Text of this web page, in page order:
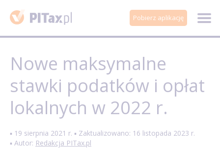
Pobierz aplikację
Nowe maksymalne
stawki podatków i opłat
lokalnych w 2022 r.
▪ 19 sierpnia 2021 r. ▪ Zaktualizowano: 16 listopada 2023 r.
▪ Autor: Redakcja PITax.pl